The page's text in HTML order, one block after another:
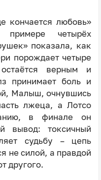
кончается любовь»
четырёх
показала, как
порождает четыре
верным и
принимает боль и
Малыш, очнувшись
лжеца, а Лотсо
в финале он
вывод: токсичный
судьбу – цепь
не силой, а правдой
другого.